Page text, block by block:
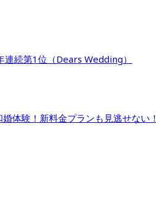
続第1位（Dears Wedding）
体験！新料金プランも見逃せない！